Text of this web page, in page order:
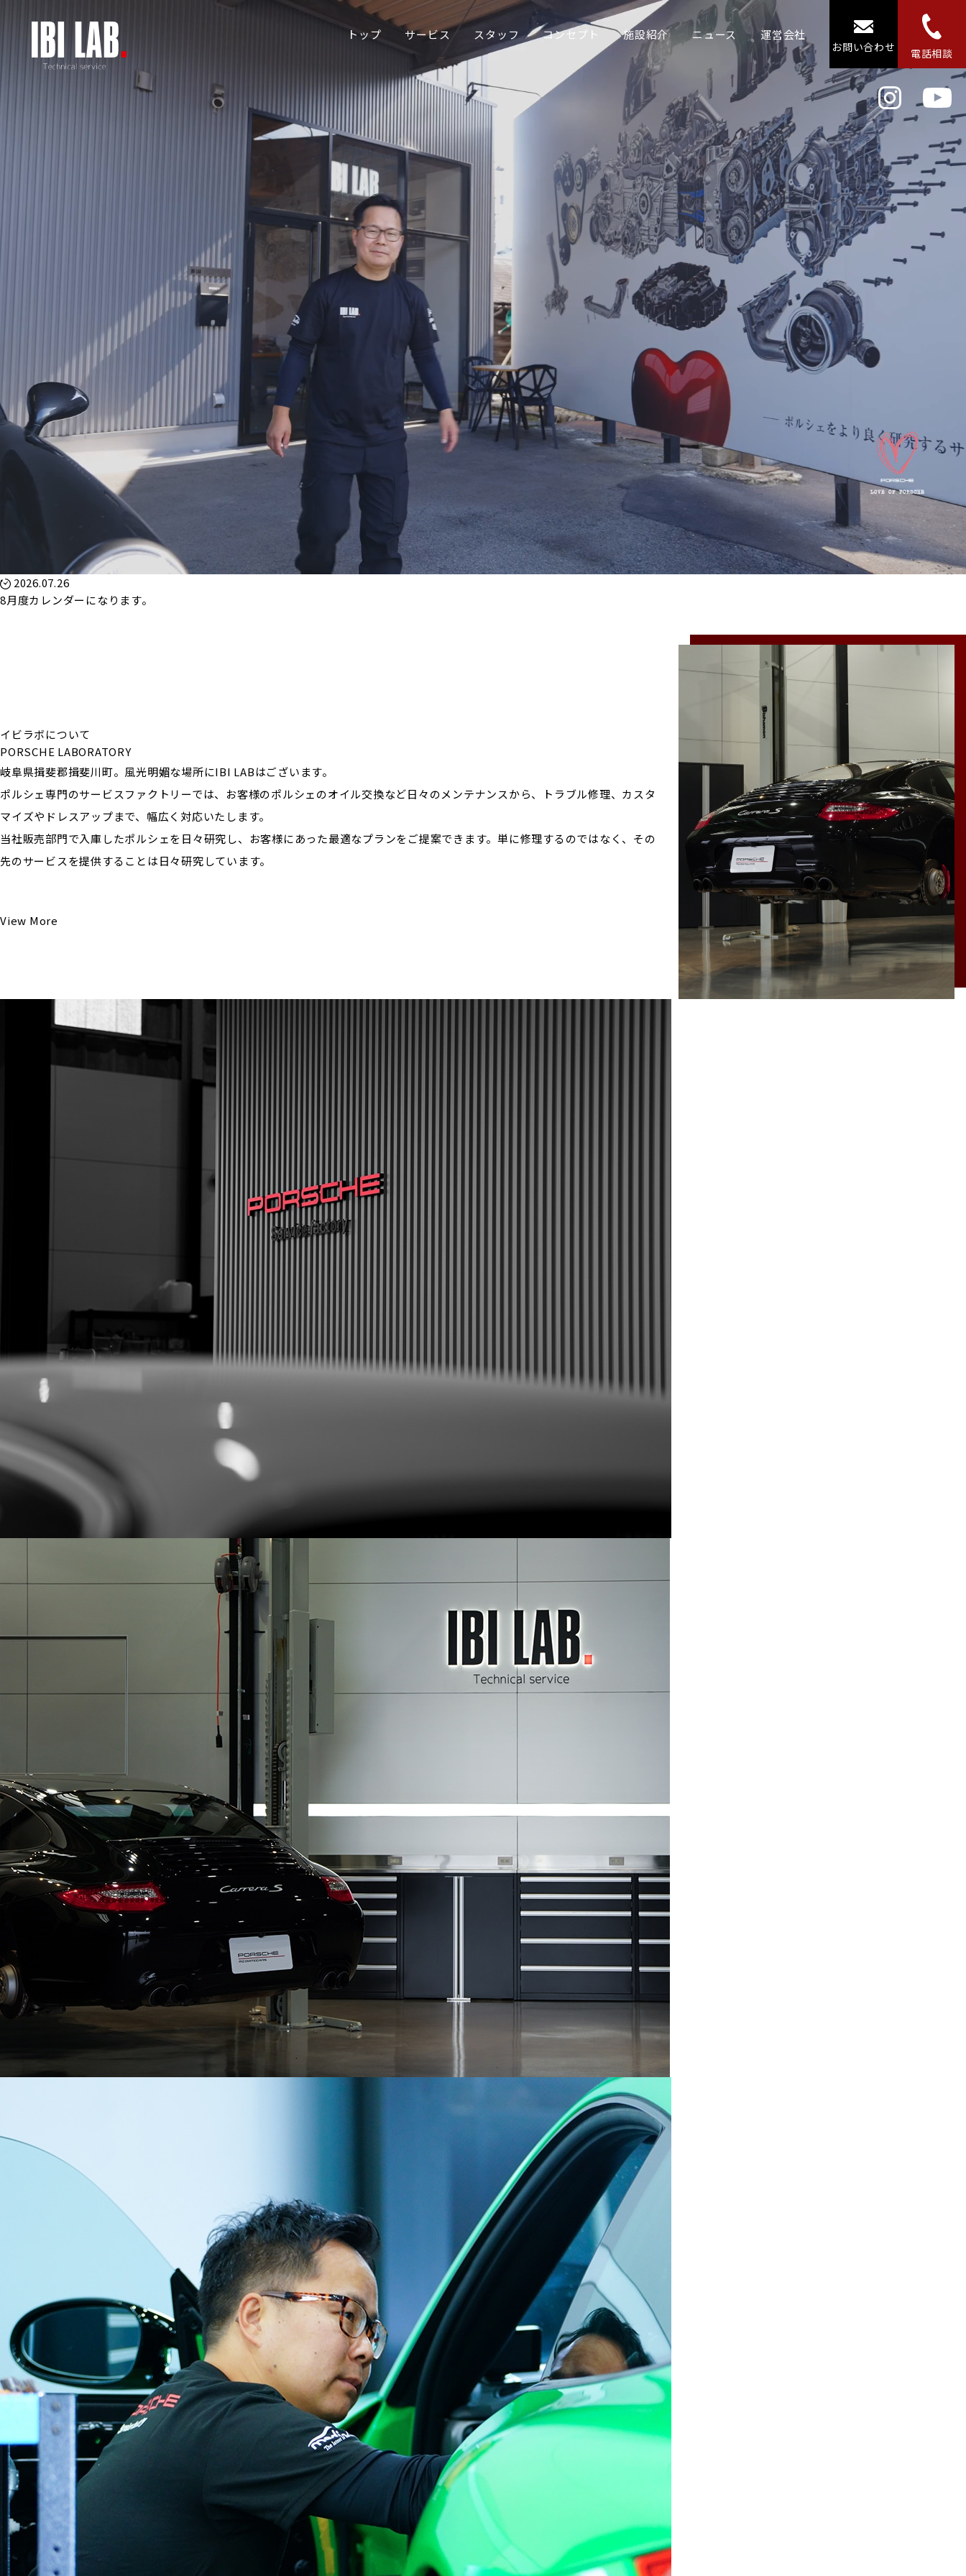
トップ サービス スタッフ コンセプト 施設紹介 ニュース 運営会社
お問い合わせ 電話相談
2026.07.26
8月度カレンダーになります。
イビラボについて
PORSCHE LABORATORY
岐阜県揖斐郡揖斐川町。風光明媚な場所にIBI LABはございます。
ポルシェ専門のサービスファクトリーでは、お客様のポルシェのオイル交換など日々のメンテナンスから、トラブル修理、カスタ
マイズやドレスアップまで、幅広く対応いたします。
当社販売部門で入庫したポルシェを日々研究し、お客様にあった最適なプランをご提案できます。単に修理するのではなく、その
先のサービスを提供することは日々研究しています。
View More